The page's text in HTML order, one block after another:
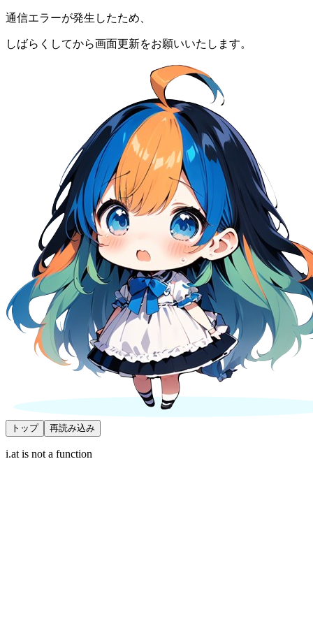
通信エラーが発生したため、
しばらくしてから画面更新をお願いいたします。
トップ 再読み込み
i.at is not a function